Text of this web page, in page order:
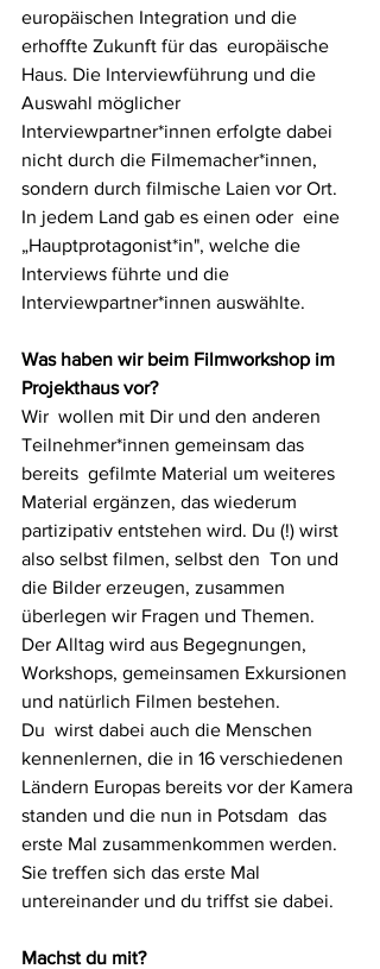
europäischen Integration und die
erhoffte Zukunft für das  europäische
Haus. Die Interviewführung und die
Auswahl möglicher
Interviewpartner*innen erfolgte dabei
nicht durch die Filmemacher*innen,
sondern durch filmische Laien vor Ort.
In jedem Land gab es einen oder  eine
„Hauptprotagonist*in", welche die
Interviews führte und die
Interviewpartner*innen auswählte.
Was haben wir beim Filmworkshop im
Projekthaus vor?
Wir  wollen mit Dir und den anderen
Teilnehmer*innen gemeinsam das
bereits  gefilmte Material um weiteres
Material ergänzen, das wiederum
partizipativ entstehen wird. Du (!) wirst
also selbst filmen, selbst den  Ton und
die Bilder erzeugen, zusammen
überlegen wir Fragen und Themen.
Der Alltag wird aus Begegnungen,
Workshops, gemeinsamen Exkursionen
und natürlich Filmen bestehen.
Du  wirst dabei auch die Menschen
kennenlernen, die in 16 verschiedenen
Ländern Europas bereits vor der Kamera
standen und die nun in Potsdam  das
erste Mal zusammenkommen werden.
Sie treffen sich das erste Mal
untereinander und du triffst sie dabei.
Machst du mit?